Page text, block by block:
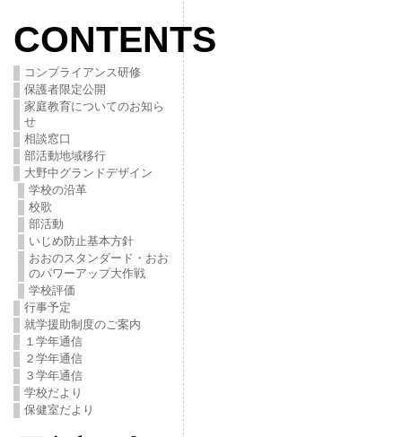
CONTENTS
コンプライアンス研修
保護者限定公開
家庭教育についてのお知ら
せ
相談窓口
部活動地域移行
大野中グランドデザイン
学校の沿革
校歌
部活動
いじめ防止基本方針
おおのスタンダード・おお
のパワーアップ大作戦
学校評価
行事予定
就学援助制度のご案内
１学年通信
２学年通信
３学年通信
学校だより
保健室だより